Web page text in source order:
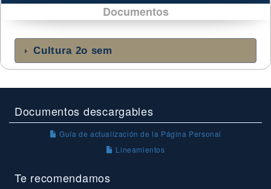
Documentos
Cultura 2o sem
Documentos descargables
Guía de actualización de la Página Personal
Lineamientos
Te recomendamos